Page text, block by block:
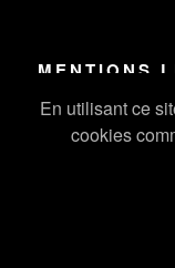
En utilisant ce
cookies
MENTIONS